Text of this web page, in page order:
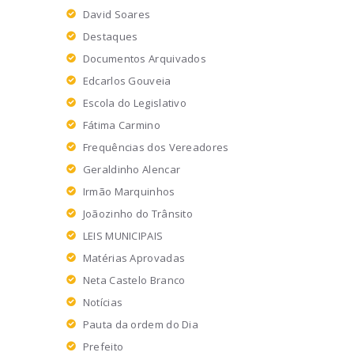
David Soares
Destaques
Documentos Arquivados
Edcarlos Gouveia
Escola do Legislativo
Fátima Carmino
Frequências dos Vereadores
Geraldinho Alencar
Irmão Marquinhos
Joãozinho do Trânsito
LEIS MUNICIPAIS
Matérias Aprovadas
Neta Castelo Branco
Notícias
Pauta da ordem do Dia
Prefeito